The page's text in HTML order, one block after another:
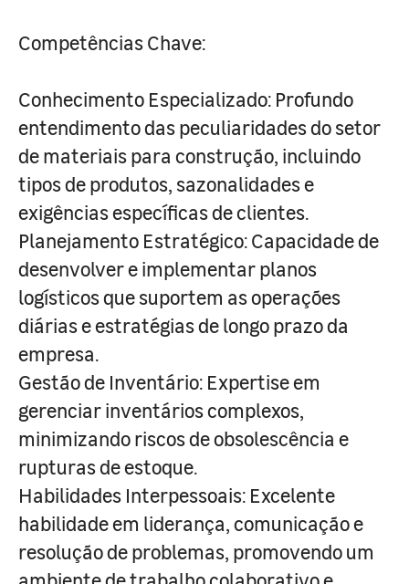
Competências Chave:
Conhecimento Especializado: Profundo
entendimento das peculiaridades do setor
de materiais para construção, incluindo
tipos de produtos, sazonalidades e
exigências específicas de clientes.
Planejamento Estratégico: Capacidade de
desenvolver e implementar planos
logísticos que suportem as operações
diárias e estratégias de longo prazo da
empresa.
Gestão de Inventário: Expertise em
gerenciar inventários complexos,
minimizando riscos de obsolescência e
rupturas de estoque.
Habilidades Interpessoais: Excelente
habilidade em liderança, comunicação e
resolução de problemas, promovendo um